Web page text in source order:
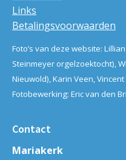
Links
Betalingsvoorwaarden
Foto’s van deze website:
Steinmeyer orgelzoektocht),
Nieuwold), Karin Veen,
Fotobewerking: Eric van den
Contact
Mariakerk